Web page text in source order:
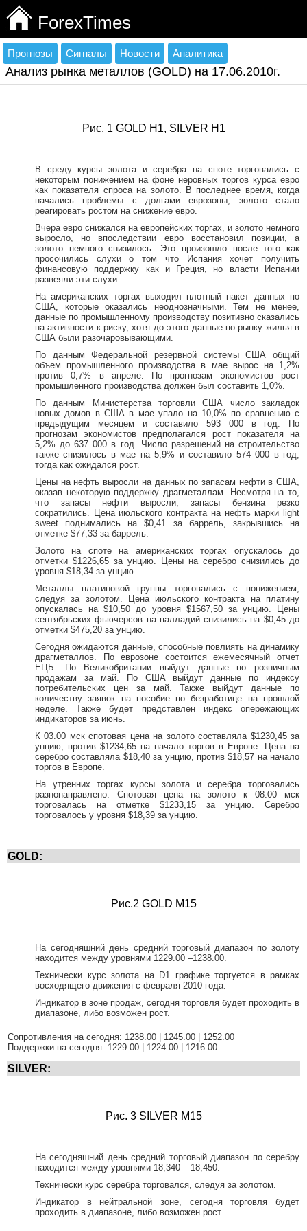
ForexTimes
Прогнозы Сигналы Новости Аналитика
Анализ рынка металлов (GOLD) на 17.06.2010г.
Рис. 1 GOLD H1, SILVER H1
В среду курсы золота и серебра на споте торговались с
некоторым понижением на фоне неровных торгов курса евро
как показателя спроса на золото. В последнее время, когда
начались проблемы с долгами еврозоны, золото стало
реагировать ростом на снижение евро.
Вчера евро снижался на европейских торгах, и золото немного
выросло, но впоследствии евро восстановил позиции, а
золото немного снизилось. Это произошло после того как
просочились слухи о том что Испания хочет получить
финансовую поддержку как и Греция, но власти Испании
развеяли эти слухи.
На американских торгах выходил плотный пакет данных по
США, которые оказались неоднозначными. Тем не менее,
данные по промышленному производству позитивно сказались
на активности к риску, хотя до этого данные по рынку жилья в
США были разочаровывающими.
По данным Федеральной резервной системы США общий
объем промышленного производства в мае вырос на 1,2%
против 0,7% в апреле. По прогнозам экономистов рост
промышленного производства должен был составить 1,0%.
По данным Министерства торговли США число закладок
новых домов в США в мае упало на 10,0% по сравнению с
предыдущим месяцем и составило 593 000 в год. По
прогнозам экономистов предполагался рост показателя на
5,2% до 637 000 в год. Число разрешений на строительство
также снизилось в мае на 5,9% и составило 574 000 в год,
тогда как ожидался рост.
Цены на нефть выросли на данных по запасам нефти в США,
оказав некоторую поддержку драгметаллам. Несмотря на то,
что запасы нефти выросли, запасы бензина резко
сократились. Цена июльского контракта на нефть марки light
sweet поднимались на $0,41 за баррель, закрывшись на
отметке $77,33 за баррель.
Золото на споте на американских торгах опускалось до
отметки $1226,65 за унцию. Цены на серебро снизились до
уровня $18,34 за унцию.
Металлы платиновой группы торговались с понижением,
следуя за золотом. Цена июльского контракта на платину
опускалась на $10,50 до уровня $1567,50 за унцию. Цены
сентябрьских фьючерсов на палладий снизились на $0,45 до
отметки $475,20 за унцию.
Сегодня ожидаются данные, способные повлиять на динамику
драгметаллов. По еврозоне состоится ежемесячный отчет
ЕЦБ. По Великобритании выйдут данные по розничным
продажам за май. По США выйдут данные по индексу
потребительских цен за май. Также выйдут данные по
количеству заявок на пособие по безработице на прошлой
неделе. Также будет представлен индекс опережающих
индикаторов за июнь.
К 03.00 мск спотовая цена на золото составляла $1230,45 за
унцию, против $1234,65 на начало торгов в Европе. Цена на
серебро составляла $18,40 за унцию, против $18,57 на начало
торгов в Европе.
На утренних торгах курсы золота и серебра торговались
разнонаправлено. Спотовая цена на золото к 08:00 мск
торговалась на отметке $1233,15 за унцию. Серебро
торговалось у уровня $18,39 за унцию.
GOLD:
Рис.2 GOLD M15
На сегодняшний день средний торговый диапазон по золоту
находится между уровнями 1229.00 –1238.00.
Технически курс золота на D1 графике торгуется в рамках
восходящего движения с февраля 2010 года.
Индикатор в зоне продаж, сегодня торговля будет проходить в
диапазоне, либо возможен рост.
Сопротивления на сегодня: 1238.00 | 1245.00 | 1252.00
Поддержки на сегодня: 1229.00 | 1224.00 | 1216.00
SILVER:
Рис. 3 SILVER M15
На сегодняшний день средний торговый диапазон по серебру
находится между уровнями 18,340 – 18,450.
Технически курс серебра торговался, следуя за золотом.
Индикатор в нейтральной зоне, сегодня торговля будет
проходить в диапазоне, либо возможен рост.